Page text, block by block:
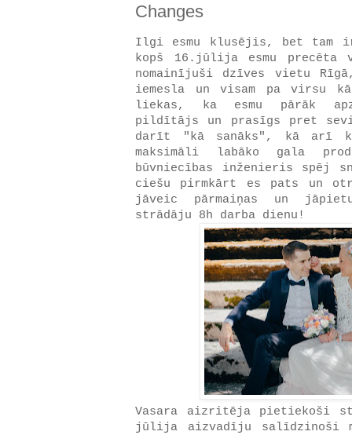
Changes
Ilgi esmu klusējis, bet tam
kopš 16.jūlija esmu
nomainījuši dzīves vietu
iemesla un visam pa virsu
liekas, ka esmu pārāk
pildītājs un prasīgs pret
darīt "kā sanāks", kā arī
maksimāli labāko gala
būvniecības inženieris spēj
ciešu pirmkārt es pats un
jāveic pārmaiņas un
strādāju 8h darba dienu!
Vasara aizritēja pietiekoši
jūlija aizvadīju salīdzinoši